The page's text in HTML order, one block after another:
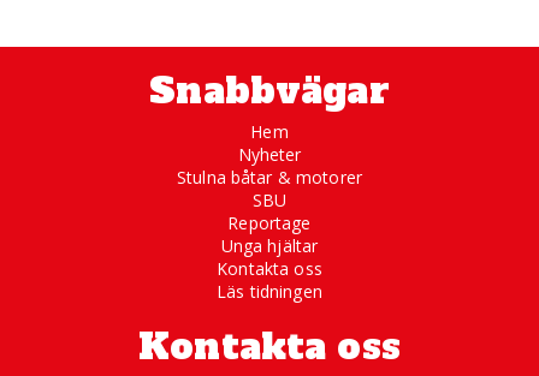
Snabbvägar
Hem
Nyheter
Stulna båtar & motorer
SBU
Reportage
Unga hjältar
Kontakta oss
Läs tidningen
Kontakta oss